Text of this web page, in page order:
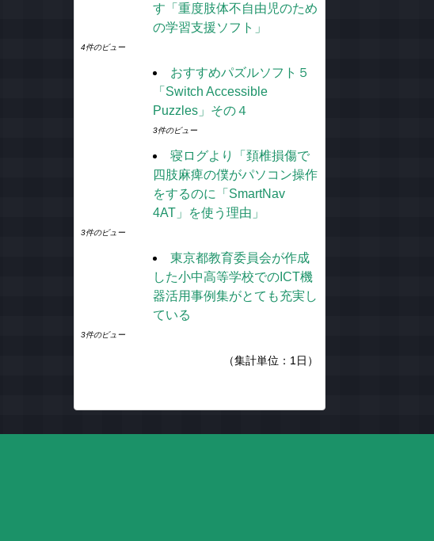
す「重度肢体不自由児のため
の学習支援ソフト」
4件のビュー
おすすめパズルソフト５
「Switch Accessible
Puzzles」その４
3件のビュー
寝ログより「頚椎損傷で
四肢麻痺の僕がパソコン操作
をするのに「SmartNav
4AT」を使う理由」
3件のビュー
東京都教育委員会が作成
した小中高等学校でのICT機
器活用事例集がとても充実し
ている
3件のビュー
（集計単位：1日）